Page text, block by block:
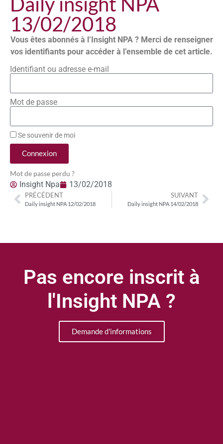
13/02/2018
Vous êtes abonnés à l’Insight NPA ? Merci de renseigner
vos identifiants pour accéder à l’ensemble de cet article.
Identifiant ou adresse e-mail
Mot de passe
Se souvenir de moi
Connexion
Mot de passe perdu ?
Insight Npa 13/02/2018
PRÉCÉDENT
Daily insight NPA 12/02/2018
SUIVANT
Daily insight NPA 14/02/2018
Pas encore inscrit à
l'Insight NPA ?
Demande d'informations